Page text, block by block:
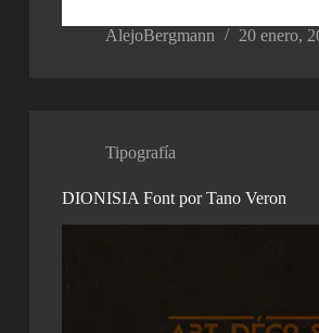
AlejoBergmann 20 enero,
Tipografía
DIONISIA Font por Tano Veron